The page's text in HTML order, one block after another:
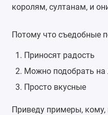
королям, султанам, и
Потому что съедобные
Приносят радость
Можно подобрать на
Просто вкусные
Приведу примеры,